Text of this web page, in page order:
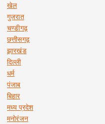
खेल
गुजरात
चण्डीगढ़
छत्तीसगढ़
झारखंड
दिल्ली
धर्म
पंजाब
बिहार
मध्य प्रदेश
मनोरंजन